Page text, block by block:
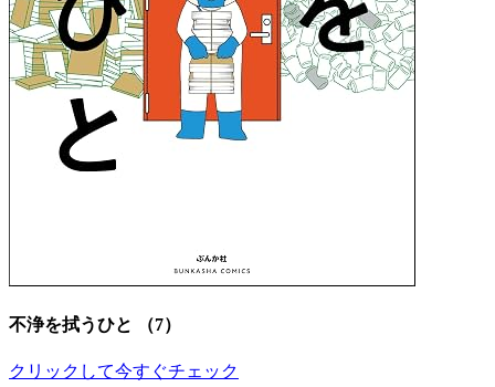
不浄を拭うひと （7）
クリックして今すぐチェック